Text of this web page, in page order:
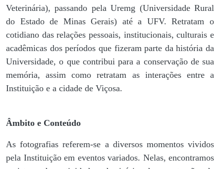
Veterinária), passando pela Uremg (Universidade Rural
do Estado de Minas Gerais) até a UFV. Retratam o
cotidiano das relações pessoais, institucionais, culturais e
acadêmicas dos períodos que fizeram parte da história da
Universidade, o que contribui para a conservação de sua
memória, assim como retratam as interações entre a
Instituição e a cidade de Viçosa.
Âmbito e Conteúdo
As fotografias referem-se a diversos momentos vividos
pela Instituição em eventos variados. Nelas, encontramos